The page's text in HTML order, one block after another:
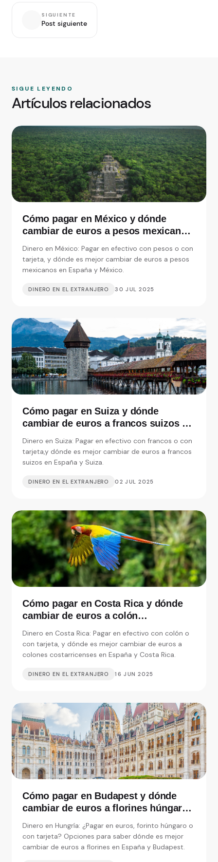
SIGUIENTE
Post siguiente
SIGUE LEYENDO
Artículos relacionados
Cómo pagar en México y dónde
cambiar de euros a pesos mexicanos
Dinero en México: Pagar en efectivo con pesos o con
tarjeta, y dónde es mejor cambiar de euros a pesos
mexicanos en España y México.
DINERO EN EL EXTRANJERO 30 JUL 2025
Cómo pagar en Suiza y dónde
cambiar de euros a francos suizos en
Dinero en Suiza: Pagar en efectivo con francos o con
tarjeta,y dónde es mejor cambiar de euros a francos
suizos en España y Suiza.
DINERO EN EL EXTRANJERO 02 JUL 2025
Cómo pagar en Costa Rica y dónde
cambiar de euros a colón
Dinero en Costa Rica: Pagar en efectivo con colón o
con tarjeta, y dónde es mejor cambiar de euros a
colones costarricenses en España y Costa Rica.
DINERO EN EL EXTRANJERO 16 JUN 2025
Cómo pagar en Budapest y dónde
cambiar de euros a florines húngaros
Dinero en Hungría: ¿Pagar en euros, forinto húngaro o
con tarjeta? Opciones para saber dónde es mejor
cambiar de euros a florines en España y Budapest.